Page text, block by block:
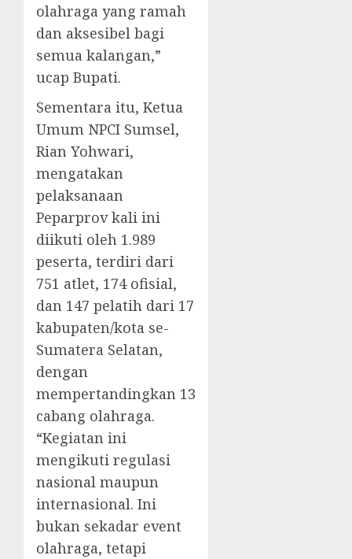
olahraga yang ramah
dan aksesibel bagi
semua kalangan,”
ucap Bupati.
Sementara itu, Ketua
Umum NPCI Sumsel,
Rian Yohwari,
mengatakan
pelaksanaan
Peparprov kali ini
diikuti oleh 1.989
peserta, terdiri dari
751 atlet, 174 ofisial,
dan 147 pelatih dari 17
kabupaten/kota se-
Sumatera Selatan,
dengan
mempertandingkan 13
cabang olahraga.
“Kegiatan ini
mengikuti regulasi
nasional maupun
internasional. Ini
bukan sekadar event
olahraga, tetapi